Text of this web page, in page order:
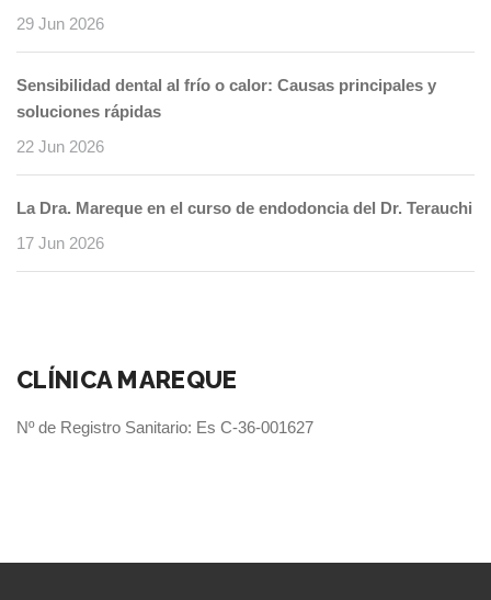
29 Jun 2026
Sensibilidad dental al frío o calor: Causas principales y
soluciones rápidas
22 Jun 2026
La Dra. Mareque en el curso de endodoncia del Dr. Terauchi
17 Jun 2026
CLÍNICA MAREQUE
Nº de Registro Sanitario: Es C-36-001627